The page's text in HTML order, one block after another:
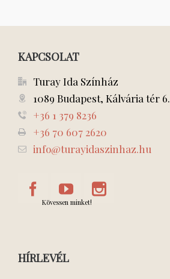
KAPCSOLAT
Turay Ida Színház
1089 Budapest, Kálvária tér 6.
+36 1 379 8236
+36 70 607 2620
info@turayidaszinhaz.hu
Kövessen minket!
HÍRLEVÉL